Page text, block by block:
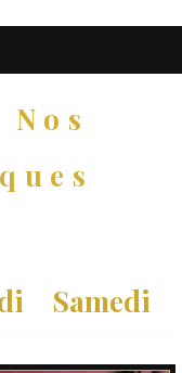
Samedi